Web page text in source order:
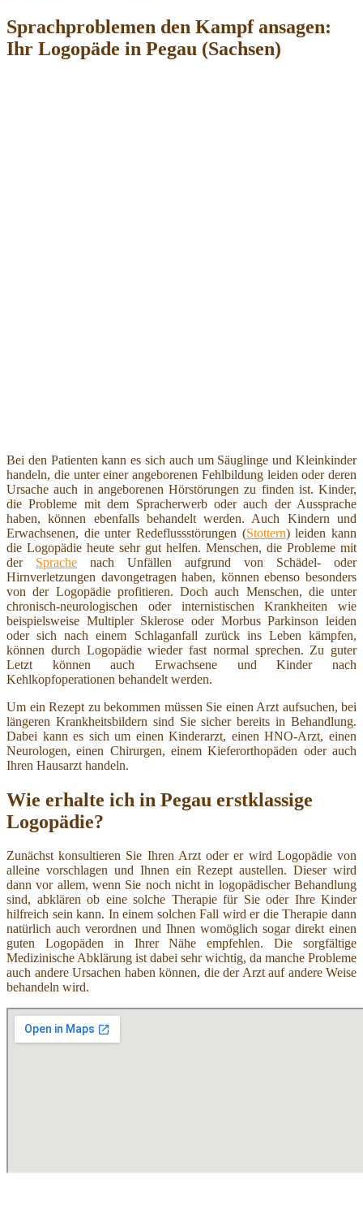
Sprachproblemen den Kampf ansagen:
Ihr Logopäde in Pegau (Sachsen)
Bei den Patienten kann es sich auch um Säuglinge und Kleinkinder
handeln, die unter einer angeborenen Fehlbildung leiden oder deren
Ursache auch in angeborenen Hörstörungen zu finden ist. Kinder,
die Probleme mit dem Spracherwerb oder auch der Aussprache
haben, können ebenfalls behandelt werden. Auch Kindern und
Erwachsenen, die unter Redeflussstörungen (Stottern) leiden kann
die Logopädie heute sehr gut helfen. Menschen, die Probleme mit
der Sprache nach Unfällen aufgrund von Schädel- oder
Hirnverletzungen davongetragen haben, können ebenso besonders
von der Logopädie profitieren. Doch auch Menschen, die unter
chronisch-neurologischen oder internistischen Krankheiten wie
beispielsweise Multipler Sklerose oder Morbus Parkinson leiden
oder sich nach einem Schlaganfall zurück ins Leben kämpfen,
können durch Logopädie wieder fast normal sprechen. Zu guter
Letzt können auch Erwachsene und Kinder nach
Kehlkopfoperationen behandelt werden.
Um ein Rezept zu bekommen müssen Sie einen Arzt aufsuchen, bei
längeren Krankheitsbildern sind Sie sicher bereits in Behandlung.
Dabei kann es sich um einen Kinderarzt, einen HNO-Arzt, einen
Neurologen, einen Chirurgen, einem Kieferorthopäden oder auch
Ihren Hausarzt handeln.
Wie erhalte ich in Pegau erstklassige
Logopädie?
Zunächst konsultieren Sie Ihren Arzt oder er wird Logopädie von
alleine vorschlagen und Ihnen ein Rezept austellen. Dieser wird
dann vor allem, wenn Sie noch nicht in logopädischer Behandlung
sind, abklären ob eine solche Therapie für Sie oder Ihre Kinder
hilfreich sein kann. In einem solchen Fall wird er die Therapie dann
natürlich auch verordnen und Ihnen womöglich sogar direkt einen
guten Logopäden in Ihrer Nähe empfehlen. Die sorgfältige
Medizinische Abklärung ist dabei sehr wichtig, da manche Probleme
auch andere Ursachen haben können, die der Arzt auf andere Weise
behandeln wird.